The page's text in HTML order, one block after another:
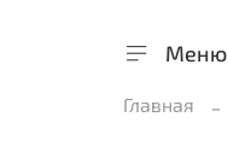
Меню
Главная